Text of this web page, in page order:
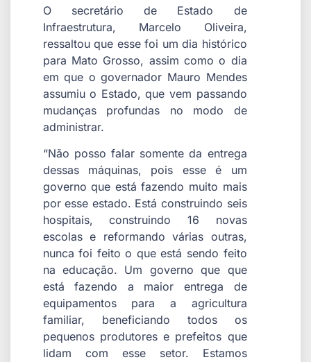
O secretário de Estado de
Infraestrutura, Marcelo Oliveira,
ressaltou que esse foi um dia histórico
para Mato Grosso, assim como o dia
em que o governador Mauro Mendes
assumiu o Estado, que vem passando
mudanças profundas no modo de
administrar.
“Não posso falar somente da entrega
dessas máquinas, pois esse é um
governo que está fazendo muito mais
por esse estado. Está construindo seis
hospitais, construindo 16 novas
escolas e reformando várias outras,
nunca foi feito o que está sendo feito
na educação. Um governo que que
está fazendo a maior entrega de
equipamentos para a agricultura
familiar, beneficiando todos os
pequenos produtores e prefeitos que
lidam com esse setor. Estamos